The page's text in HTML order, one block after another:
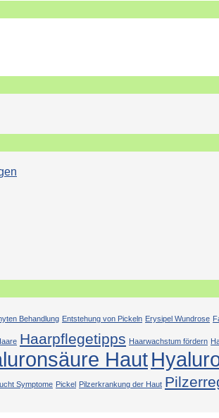
Behandlung Entstehung von Pickeln Erysipel Wundrose
Haarpflegetipps Haarwachstum fördern
Haut
Symptome Pickel Pilzerkrankung der Haut